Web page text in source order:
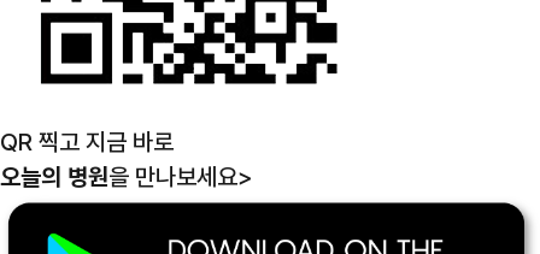
QR 찍고 지금 바로
오늘의 병원을 만나보세요>